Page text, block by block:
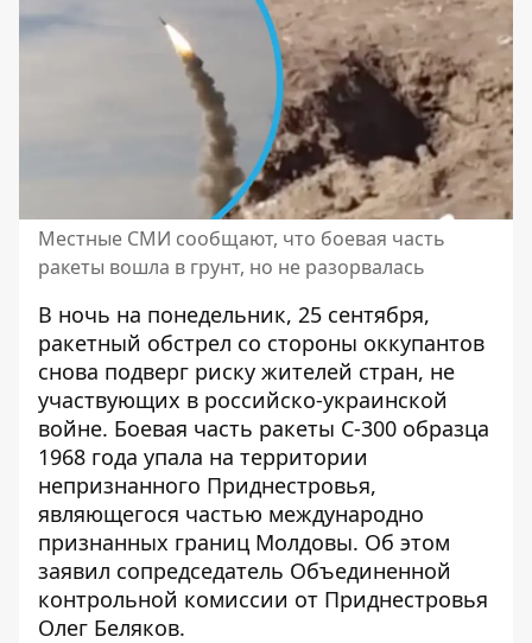
Местные СМИ сообщают, что боевая часть
ракеты вошла в грунт, но не разорвалась
В ночь на понедельник, 25 сентября,
ракетный обстрел со стороны оккупантов
снова подверг риску жителей стран, не
участвующих в российско-украинской
войне. Боевая часть ракеты С-300 образца
1968 года упала на территории
непризнанного Приднестровья,
являющегося частью международно
признанных границ Молдовы. Об этом
заявил сопредседатель Объединенной
контрольной комиссии от Приднестровья
Олег Беляков.